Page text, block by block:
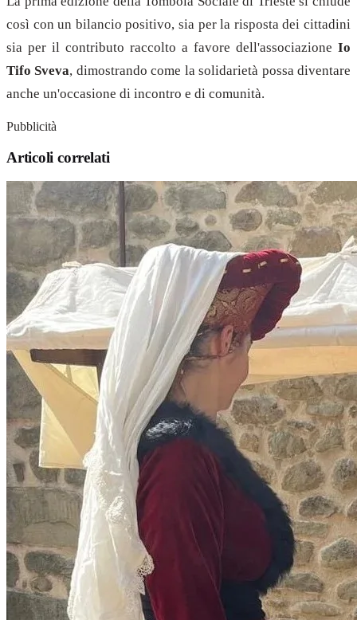
così con un bilancio positivo, sia per la risposta dei cittadini
sia per il contributo raccolto a favore dell'associazione Io
Tifo Sveva, dimostrando come la solidarietà possa diventare
anche un'occasione di incontro e di comunità.
Pubblicità
Articoli correlati